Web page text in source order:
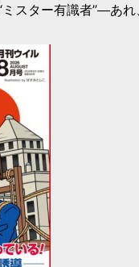
スター有識者”―あ